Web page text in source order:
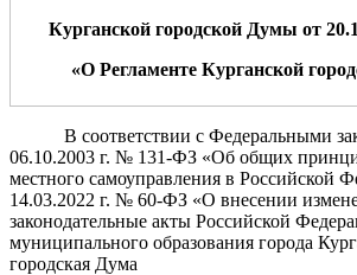
Курганской городской Думы от
«О Регламенте Курганской
В соответствии с Федеральными
06.10.2003 г. № 131-ФЗ «Об общих
местного самоуправления в Российской
14.03.2022 г. № 60-ФЗ «О внесении
законодательные акты Российской
муниципального образования города
городская Дума